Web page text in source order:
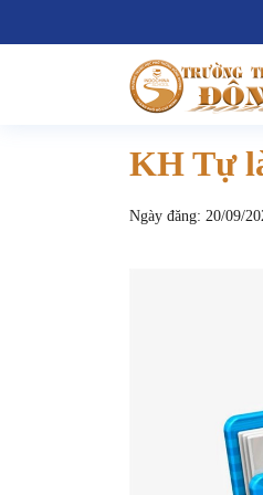
KH Tự
Ngày đăng: 20/09/